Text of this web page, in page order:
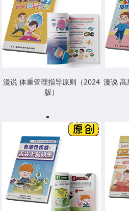
漫说 体重管理指导原则（2024
版）
漫说 高